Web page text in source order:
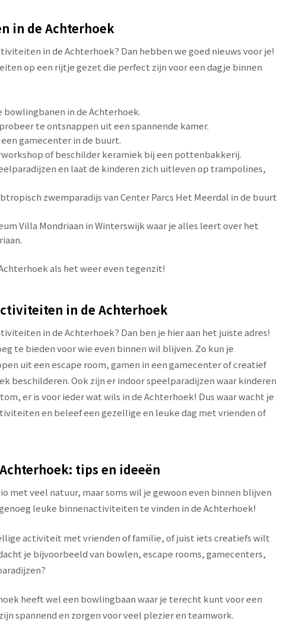
in de Achterhoek
in de Achterhoek? Dan hebben we goed nieuws voor je!
op een rijtje gezet die perfect zijn voor een dagje binnen
bowlingbanen in de Achterhoek.
te ontsnappen uit een spannende kamer.
gamecenter in de buurt.
of beschilder keramiek bij een pottenbakkerij.
en laat de kinderen zich uitleven op trampolines,
zwemparadijs van Center Parcs Het Meerdal in de buurt
Villa Mondriaan in Winterswijk waar je alles leert over het
als het weer even tegenzit!
in de Achterhoek
in de Achterhoek? Dan ben je hier aan het juiste adres!
te bieden voor wie even binnen wil blijven. Zo kun je
uit een escape room, gamen in een gamecenter of creatief
beschilderen. Ook zijn er indoor speelparadijzen waar kinderen
er is voor ieder wat wils in de Achterhoek! Dus waar wacht je
en beleef een gezellige en leuke dag met vrienden of
tips en ideeën
met veel natuur, maar soms wil je gewoon even binnen blijven
leuke binnenactiviteiten te vinden in de Achterhoek!
activiteit met vrienden of familie, of juist iets creatiefs wilt
je bijvoorbeeld van bowlen, escape rooms, gamecenters,
heeft wel een bowlingbaan waar je terecht kunt voor een
spannend en zorgen voor veel plezier en teamwork.